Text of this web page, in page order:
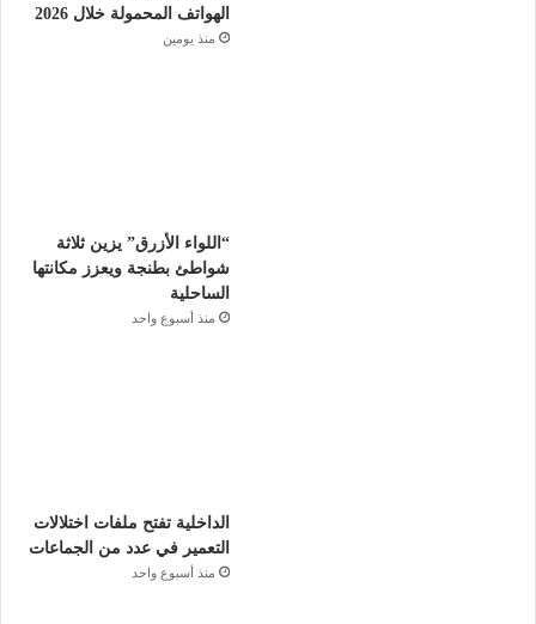
الهواتف المحمولة خلال 2026
منذ يومين
“اللواء الأزرق” يزين ثلاثة
شواطئ بطنجة ويعزز مكانتها
الساحلية
منذ أسبوع واحد
الداخلية تفتح ملفات اختلالات
التعمير في عدد من الجماعات
منذ أسبوع واحد